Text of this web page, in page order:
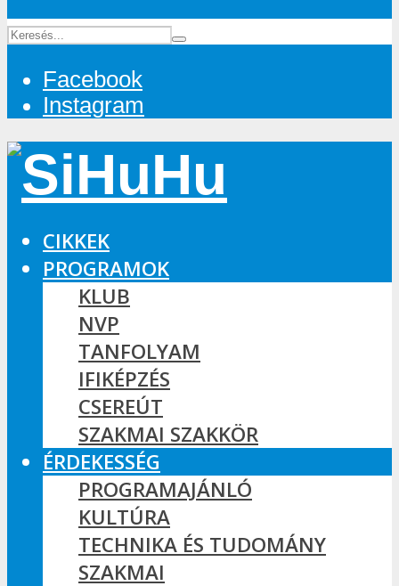
Facebook
Instagram
CIKKEK
PROGRAMOK
KLUB
NVP
TANFOLYAM
IFIKÉPZÉS
CSEREÚT
SZAKMAI SZAKKÖR
ÉRDEKESSÉG
PROGRAMAJÁNLÓ
KULTÚRA
TECHNIKA ÉS TUDOMÁNY
SZAKMAI